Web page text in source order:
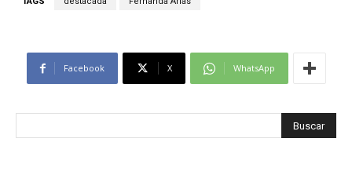
Facebook X WhatsApp